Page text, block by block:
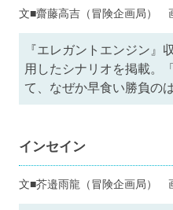
文■齋藤高吉（冒険企画局）
『エレガントエンジン』
用したシナリオを掲載。
て、なぜか早食い勝負の
インセイン
文■芥邉雨龍（冒険企画局）